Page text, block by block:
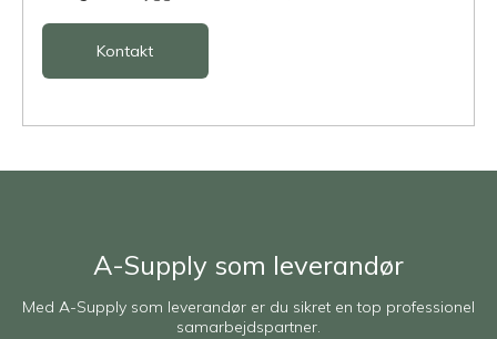
Kontakt
A-Supply som leverandør
Med A-Supply som leverandør er du sikret en top professionel
samarbejdspartner.